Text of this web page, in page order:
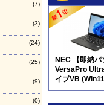
(7)
(3)
(24)
(25)
(9)
(0)
NEC 【即納パ
VersaPro
イプVB
5N8